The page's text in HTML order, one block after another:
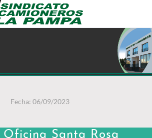
Fecha: 06/09/2023
Oficina Santa Rosa